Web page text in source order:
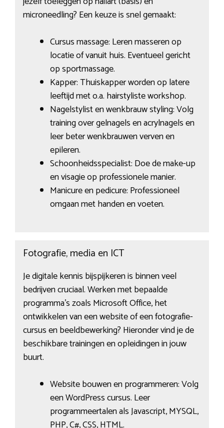
microneedling? Een keuze is snel gemaakt:
Cursus massage: Leren masseren op
locatie of vanuit huis. Eventueel gericht
op sportmassage.
Kapper: Thuiskapper worden op latere
leeftijd met o.a. hairstyliste workshop.
Nagelstylist en wenkbrauw styling: Volg
training over gelnagels en acrylnagels en
leer beter wenkbrauwen verven en
epileren.
Schoonheidsspecialist: Doe de make-up
en visagie op professionele manier.
Manicure en pedicure: Professioneel
omgaan met handen en voeten.
Fotografie, media en ICT
Je digitale kennis bijspijkeren is binnen veel
bedrijven cruciaal. Werken met bepaalde
programma’s zoals Microsoft Office, het
ontwikkelen van een website of een fotografie-
cursus en beeldbewerking? Hieronder vind je de
beschikbare trainingen en opleidingen in jouw
buurt.
Website bouwen en programmeren: Volg
een WordPress cursus. Leer
programmeertalen als Javascript, MYSQL,